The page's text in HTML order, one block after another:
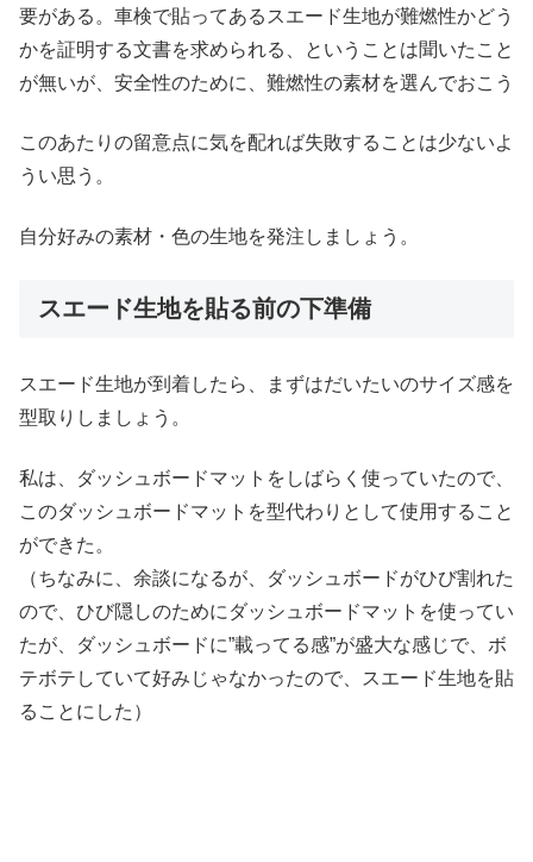
要がある。車検で貼ってあるスエード生地が難燃性かどう
かを証明する文書を求められる、ということは聞いたこと
が無いが、安全性のために、難燃性の素材を選んでおこう
このあたりの留意点に気を配れば失敗することは少ないよ
うい思う。
自分好みの素材・色の生地を発注しましょう。
スエード生地を貼る前の下準備
スエード生地が到着したら、まずはだいたいのサイズ感を
型取りしましょう。
私は、ダッシュボードマットをしばらく使っていたので、
このダッシュボードマットを型代わりとして使用すること
ができた。
（ちなみに、余談になるが、ダッシュボードがひび割れた
ので、ひび隠しのためにダッシュボードマットを使ってい
たが、ダッシュボードに”載ってる感”が盛大な感じで、ボ
テボテしていて好みじゃなかったので、スエード生地を貼
ることにした）